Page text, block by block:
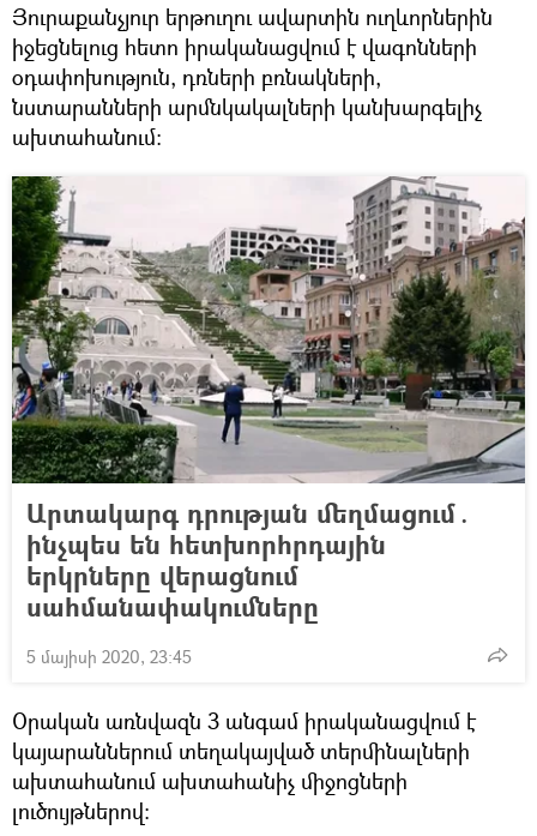
Յուրաքանչյուր երթուղու ավարտին ուղևորներին
իջեցնելուց հետո իրականացվում է վագոնների
օդափոխություն, դռների բռնակների,
նստարանների արմնկակալների կանխարգելիչ
ախտահանում:
Արտակարգ դրության մեղմացում․
ինչպես են հետխորհրդային
երկրները վերացնում
սահմանափակումները
5 մայիսի 2020, 23:45
Օրական առնվազն 3 անգամ իրականացվում է
կայարաններում տեղակայված տերմինալների
ախտահանում ախտահանիչ միջոցների
լուծույթներով: